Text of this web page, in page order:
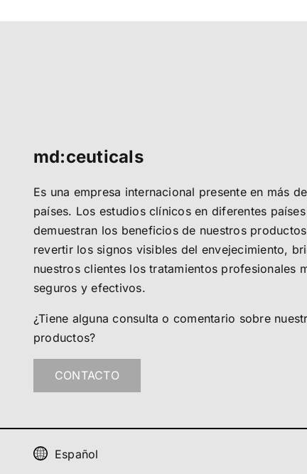
md:ceuticals
Es una empresa internacional presente en más
países. Los estudios clínicos en diferentes países
demuestran los beneficios de nuestros
revertir los signos visibles del envejecimiento,
nuestros clientes los tratamientos profesionales
seguros y efectivos.
¿Tiene alguna consulta o comentario sobre
productos?
CONTACTO
Español